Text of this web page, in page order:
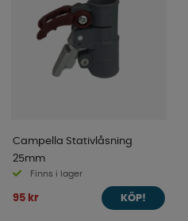
Campella Stativlåsning
25mm
Finns i lager
95 kr KÖP!